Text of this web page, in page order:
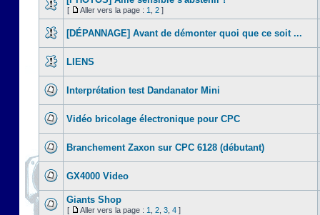
[ Aller vers la page : 1 2 ]
[DÉPANNAGE] Avant de démonter quoi que ce soit ...
LIENS
Interprétation test Dandanator Mini
Vidéo bricolage électronique pour CPC
Branchement Zaxon sur CPC 6128 (débutant)
GX4000 Video
Giants Shop
[ Aller vers la page : 1 2 3 4 ]